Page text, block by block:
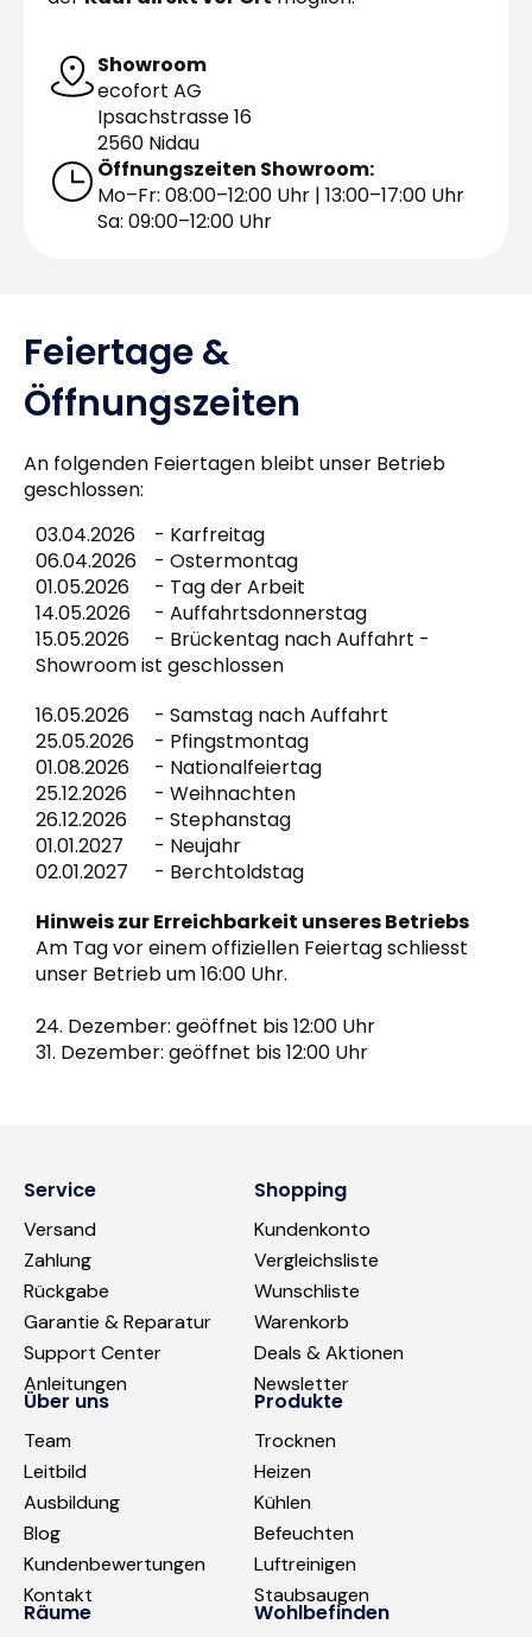
Showroom
ecofort AG
Ipsachstrasse 16
2560 Nidau
Öffnungszeiten Showroom:
Mo–Fr: 08:00–12:00 Uhr | 13:00–17:00 Uhr
Sa: 09:00–12:00 Uhr
Feiertage &
Öffnungszeiten
An folgenden Feiertagen bleibt unser Betrieb
geschlossen:
03.04.2026
Karfreitag
06.04.2026
Ostermontag
01.05.2026
Tag der Arbeit
14.05.2026
Auffahrtsdonnerstag
15.05.2026
Brückentag nach Auffahrt -
Showroom ist geschlossen
16.05.2026
Samstag nach Auffahrt
25.05.2026
Pfingstmontag
01.08.2026
Nationalfeiertag
25.12.2026
Weihnachten
26.12.2026
Stephanstag
01.01.2027
Neujahr
02.01.2027
Berchtoldstag
Hinweis zur Erreichbarkeit unseres Betriebs
Am Tag vor einem offiziellen Feiertag schliesst
unser Betrieb um 16:00 Uhr.
24. Dezember: geöffnet bis 12:00 Uhr
31. Dezember: geöffnet bis 12:00 Uhr
Service
Versand
Zahlung
Rückgabe
Garantie & Reparatur
Support Center
Anleitungen
Shopping
Kundenkonto
Vergleichsliste
Wunschliste
Warenkorb
Deals & Aktionen
Newsletter
Über uns
Team
Leitbild
Ausbildung
Blog
Kundenbewertungen
Kontakt
Produkte
Trocknen
Heizen
Kühlen
Befeuchten
Luftreinigen
Staubsaugen
Räume Wohlbefinden